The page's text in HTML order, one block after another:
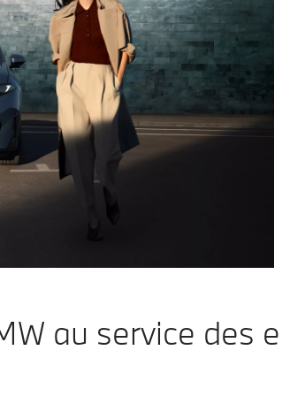
au service des